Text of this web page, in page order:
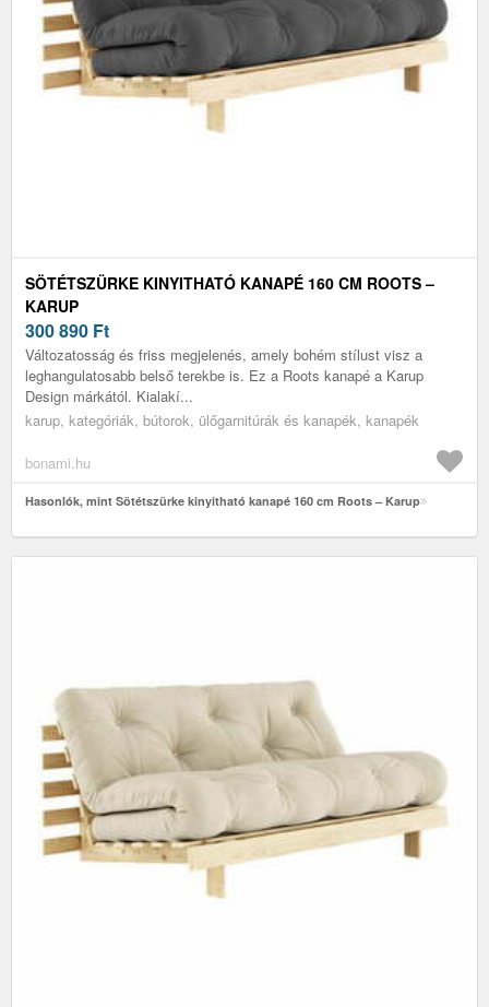
SÖTÉTSZÜRKE KINYITHATÓ KANAPÉ 160 CM ROOTS –
KARUP
300 890 Ft
Változatosság és friss megjelenés, amely bohém stílust visz a
leghangulatosabb belső terekbe is. Ez a Roots kanapé a Karup
Design márkától. Kialakí...
karup, kategóriák, bútorok, ülőgarnitúrák és kanapék, kanapék
bonami.hu
Hasonlók, mint Sötétszürke kinyitható kanapé 160 cm Roots – Karup